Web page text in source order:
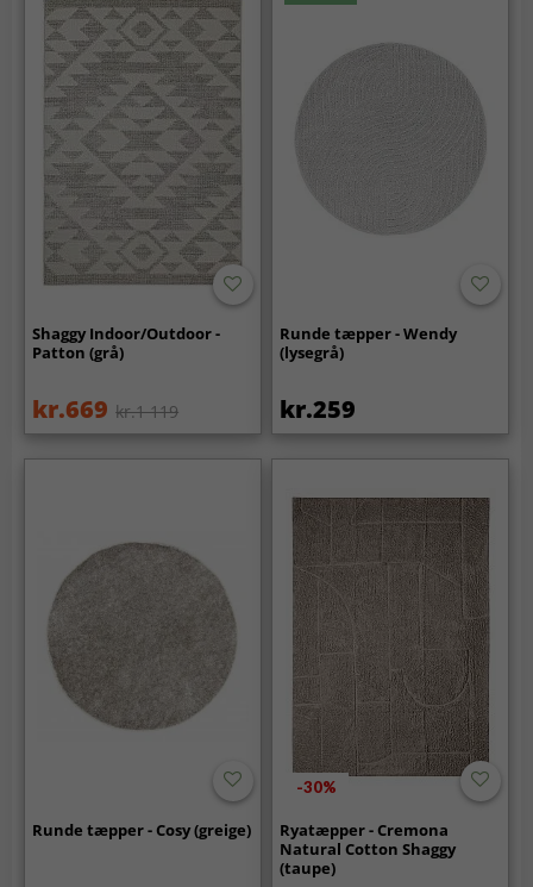
Shaggy Indoor/Outdoor -
Patton (grå)
kr.669 kr.1 119
Runde tæpper - Wendy
(lysegrå)
kr.259
Runde tæpper - Cosy (greige)
-30%
Ryatæpper - Cremona
Natural Cotton Shaggy
(taupe)